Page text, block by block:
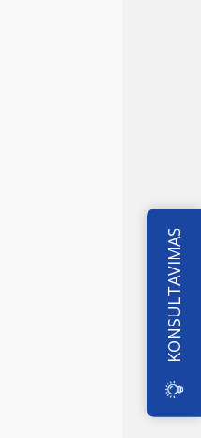
KONSULTAVIMAS